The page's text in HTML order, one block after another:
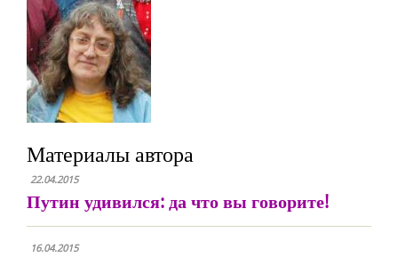
Материалы автора
22.04.2015
Путин удивился: да что вы говорите!
16.04.2015